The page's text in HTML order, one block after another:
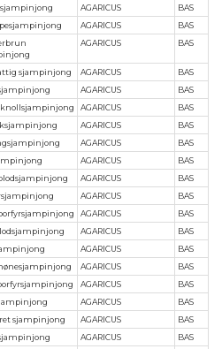
AGARICUS
BAS
AGARICUS
BAS
AGARICUS BAS
sjampinjong AGARICUS
BAS
AGARICUS
BAS
AGARICUS
BAS
AGARICUS
BAS
AGARICUS
BAS
AGARICUS
BAS
AGARICUS
BAS
AGARICUS
BAS
AGARICUS
BAS
AGARICUS
BAS
AGARICUS
BAS
AGARICUS
BAS
AGARICUS
BAS
AGARICUS
BAS
sjampinjong AGARICUS
BAS
AGARICUS
BAS